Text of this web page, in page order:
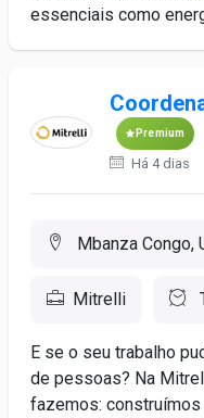
essenciais como
Premium
Há 4 dias
Mbanza Congo,
Mitrelli
E se o seu trabalho
de pessoas? Na
fazemos: